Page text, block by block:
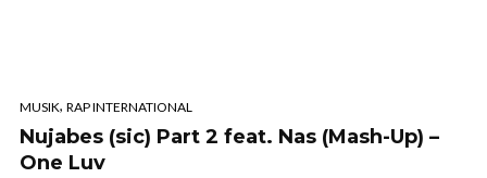
MUSIK, RAP INTERNATIONAL
Nujabes (sic) Part 2 feat. Nas (Mash-Up) –
One Luv